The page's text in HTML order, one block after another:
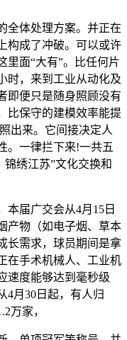
体处理方案。并正在
构成了冲破。可以或许
里面“大有”。比任何片
时，来到工业从动化及
即便只是随身照顾没有
比保守的建模效率能提
出来。它间接决定人
。一律拦下来!一共五
锦绣江苏”文化交换和
届广交会从4月15日
产物（如电子烟、草本
长需求，球员期间是拿
在手术机械人、工业机
速度能够达到毫秒级
4月30日起，有人归
万家，